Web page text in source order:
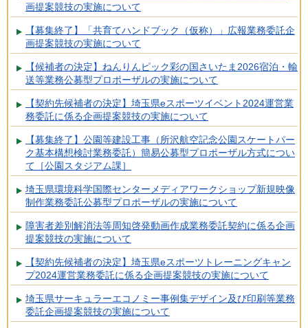
画提案競技の実施について
【募集終了】「共育てハンドブック（仮称）」広報業務委託企
画提案競技の実施について
【候補者の決定】ねんりんピック彩の国さいたま2026宿泊・輸
送等業務公募型プロポーザルの実施について
【契約先候補者の決定】埼玉県eスポーツイベント2024運営業
務委託に係る企画提案競技の実施について
【募集終了】公園等建設工事（所沢航空記念公園スケートパー
ク基本構想検討業務委託）簡易公募型プロポーザル方式につい
て［公園スタジアム課］
埼玉県環境科学国際センターメディアワークショップ新規映像
制作業務委託公募型プロポーザルの実施について
障害者差別解消法等周知啓発動画作成業務委託契約に係る企画
提案競技の実施について
【契約先候補者の決定】埼玉県eスポーツトレーニングキャン
プ2024運営業務委託に係る企画提案競技の実施について
埼玉県サーキュラーエコノミー事例集デザイン及び印刷等業務
委託企画提案競技の実施について